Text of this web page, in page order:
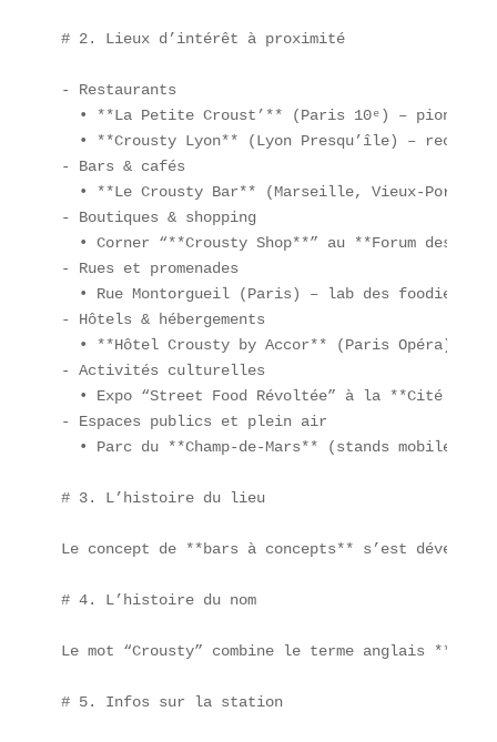
# 2. Lieux d’intérêt à proximité
- Restaurants
• **La Petite Croust’** (Paris 10ᵉ) –
• **Crousty Lyon** (Lyon Presqu’île) –
- Bars & cafés
• **Le Crousty Bar** (Marseille, Vieux-Port)
- Boutiques & shopping
• Corner “**Crousty Shop**” au **Forum des
- Rues et promenades
  • Rue Montorgueil (Paris) – lab des foodies
- Hôtels & hébergements
• **Hôtel Crousty by Accor** (Paris Opéra) –
- Activités culturelles
• Expo “Street Food Révoltée” à la **Cité de
- Espaces publics et plein air
• Parc du **Champ-de-Mars** (stands mobiles
# 3. L’histoire du lieu
Le concept de **bars à concepts** s’est
# 4. L’histoire du nom
Le mot “Crousty” combine le terme anglais
# 5. Infos sur la station